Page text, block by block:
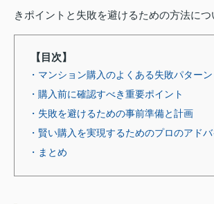
きポイントと失敗を避けるための方法につ
【目次】
・マンション購入のよくある失敗パターン
・購入前に確認すべき重要ポイント
・失敗を避けるための事前準備と計画
・賢い購入を実現するためのプロのアドバ
・まとめ